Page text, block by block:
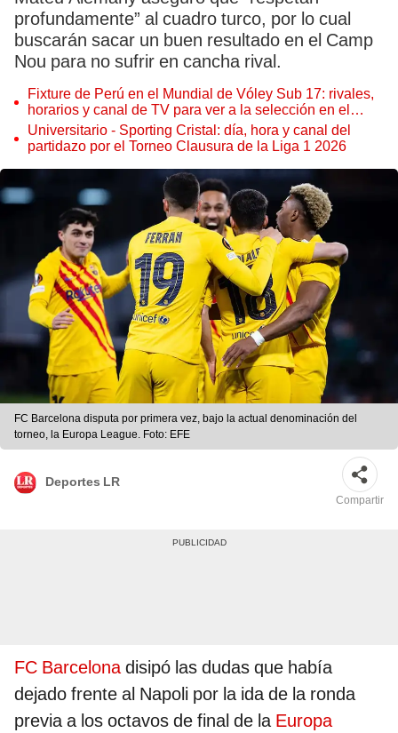
profundamente” al cuadro turco, por lo cual
buscarán sacar un buen resultado en el Camp
Nou para no sufrir en cancha rival.
Fixture de Perú en el Mundial de Vóley Sub 17: rivales,
horarios y canal de TV para ver a la selección en el
torneo
Universitario - Sporting Cristal: día, hora y canal del
partidazo por el Torneo Clausura de la Liga 1 2026
FC Barcelona disputa por primera vez, bajo la actual denominación del
torneo, la Europa League. Foto: EFE
Deportes LR
Compartir
FC Barcelonadisipó las dudas que había
dejado frente al Napoli por la ida de la ronda
previa a los octavos de final de la Europa